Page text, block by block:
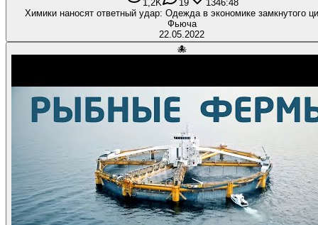
1,2K 19 1346:48
Химики наносят ответный удар: Одежда в экономике замкнутого
Фьюча
22.05.2022
🐙